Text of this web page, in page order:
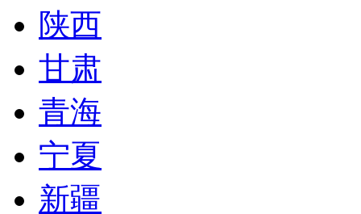
陕西
甘肃
青海
宁夏
新疆